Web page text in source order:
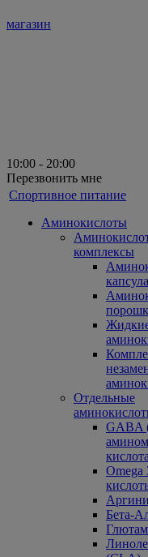
магазин
10:00 - 20:00
Перезвонить мне
Спортивное питание
Аминокислоты
комплексы
Отдельные
GABA
Бета-